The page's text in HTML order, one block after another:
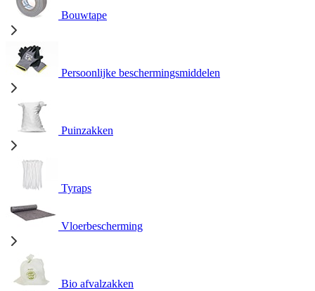
Bouwtape
Persoonlijke beschermingsmiddelen
Puinzakken
Tyraps
Vloerbescherming
Bio afvalzakken